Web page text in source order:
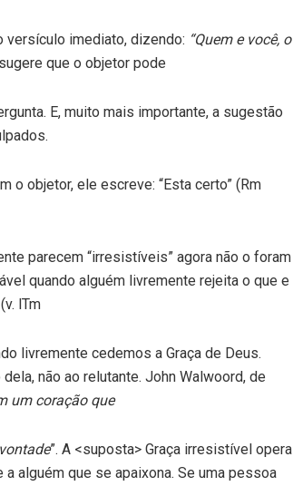
versículo imediato, dizendo: “Quem e você, o
que o objetor pode
E, muito mais importante, a sugestão
o objetor, ele escreve: “Esta certo” (Rm
parecem “irresistíveis” agora não o foram
quando alguém livremente rejeita o que e
lTm
livremente cedemos a Graça de Deus.
não ao relutante. John Walwoord, de
um coração que
”. A <suposta> Graça irresistível opera
alguém que se apaixona. Se uma pessoa